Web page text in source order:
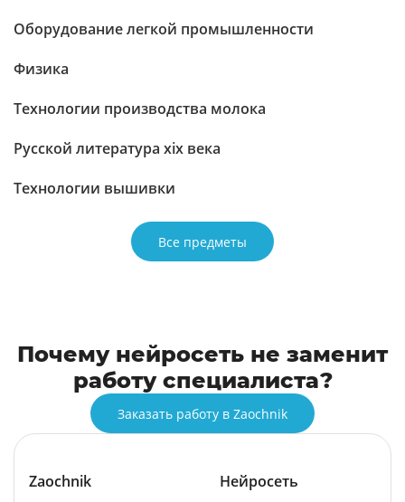
Оборудование легкой промышленности
Физика
Технологии производства молока
Русской литература xix века
Технологии вышивки
Все предметы
Почему нейросеть не заменит
работу специалиста?
Заказать работу в Zaochnik
Zaochnik Нейросеть